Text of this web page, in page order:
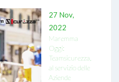
27 Nov,
2022
Maremma
Oggi:
Teamsicurezza,
al servizio delle
Aziende